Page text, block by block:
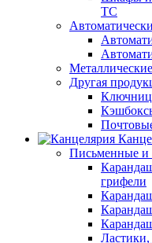
TC
Другая
Письменные и
грифели
Ластики,